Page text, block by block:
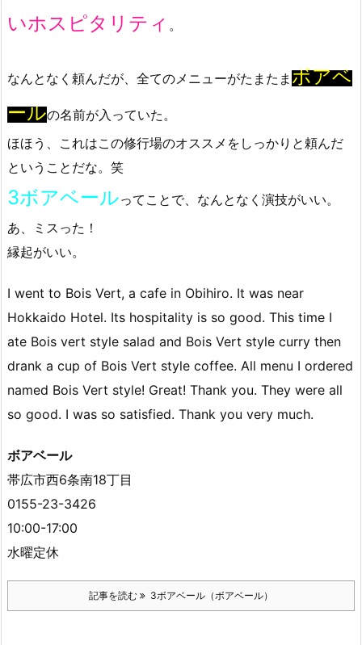
いホスピタリティ 。
なんとなく頼んだが、全てのメニューがたまたま ボアベ
ールの名前が入っていた。
ほほう、これはこの修行場のオススメをしっかりと頼んだ
ということだな。笑
3ボアベールってことで、なんとなく演技がいい。
あ、ミスった！
縁起がいい。
I went to Bois Vert, a cafe in Obihiro. It was near
Hokkaido Hotel. Its hospitality is so good. This time I
ate Bois vert style salad and Bois Vert style curry then
drank a cup of Bois Vert style coffee. All menu I ordered
named Bois Vert style! Great! Thank you. They were all
so good. I was so satisfied. Thank you very much.
ボアベール
帯広市西6条南18丁目
0155-23-3426
10:00-17:00
水曜定休
記事を読む 3ボアベール（ボアベール）